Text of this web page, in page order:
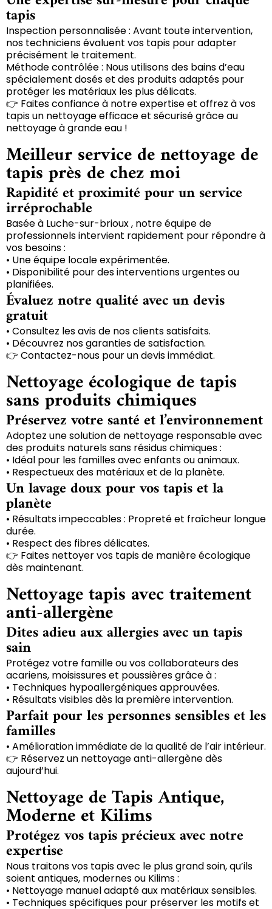
tapis
Inspection personnalisée : Avant toute intervention,
nos techniciens évaluent vos tapis pour adapter
précisément le traitement.
Méthode contrôlée : Nous utilisons des bains d’eau
spécialement dosés et des produits adaptés pour
protéger les matériaux les plus délicats.
👉 Faites confiance à notre expertise et offrez à vos
tapis un nettoyage efficace et sécurisé grâce au
nettoyage à grande eau !
Meilleur service de nettoyage de
tapis près de chez moi
Rapidité et proximité pour un service
irréprochable
Basée à Luche-sur-brioux , notre équipe de
professionnels intervient rapidement pour répondre à
vos besoins :
• Une équipe locale expérimentée.
• Disponibilité pour des interventions urgentes ou
planifiées.
Évaluez notre qualité avec un devis
gratuit
• Consultez les avis de nos clients satisfaits.
• Découvrez nos garanties de satisfaction.
👉 Contactez-nous pour un devis immédiat.
Nettoyage écologique de tapis
sans produits chimiques
Préservez votre santé et l’environnement
Adoptez une solution de nettoyage responsable avec
des produits naturels sans résidus chimiques :
• Idéal pour les familles avec enfants ou animaux.
• Respectueux des matériaux et de la planète.
Un lavage doux pour vos tapis et la
planète
• Résultats impeccables : Propreté et fraîcheur longue
durée.
• Respect des fibres délicates.
👉 Faites nettoyer vos tapis de manière écologique
dès maintenant.
Nettoyage tapis avec traitement
anti-allergène
Dites adieu aux allergies avec un tapis
sain
Protégez votre famille ou vos collaborateurs des
acariens, moisissures et poussières grâce à :
• Techniques hypoallergéniques approuvées.
• Résultats visibles dès la première intervention.
Parfait pour les personnes sensibles et les
familles
• Amélioration immédiate de la qualité de l’air intérieur.
👉 Réservez un nettoyage anti-allergène dès
aujourd’hui.
Nettoyage de Tapis Antique,
Moderne et Kilims
Protégez vos tapis précieux avec notre
expertise
Nous traitons vos tapis avec le plus grand soin, qu’ils
soient antiques, modernes ou Kilims :
• Nettoyage manuel adapté aux matériaux sensibles.
• Techniques spécifiques pour préserver les motifs et